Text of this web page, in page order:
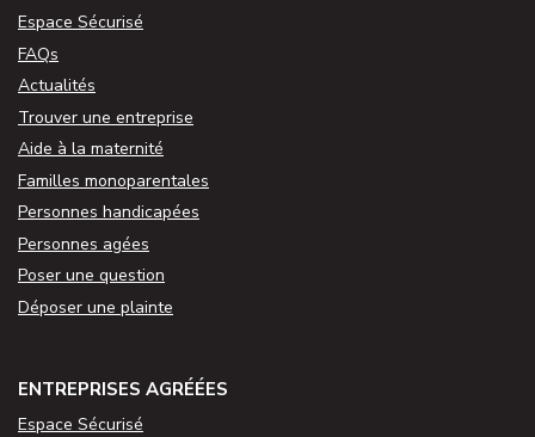
Espace Sécurisé
FAQs
Actualités
Trouver une entreprise
Aide à la maternité
Familles monoparentales
Personnes handicapées
Personnes agées
Poser une question
Déposer une plainte
ENTREPRISES AGRÉÉES
Espace Sécurisé